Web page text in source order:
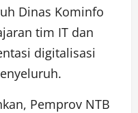
Dinas Kominfo
tim IT dan
digitalisasi
Pemprov NTB